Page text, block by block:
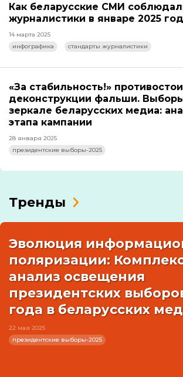
Как беларусские СМИ
журналистики в январе 2025
14 марта 2025
инфографика
стандарты журналистики
«За стабильность!»
деконструкции фальши.
зеркале беларусских медиа:
этапа кампании
28 января 2025
президентские выборы-2025
Тренды
Эволюция
поляризации:
анализ освещения
президентских
года в беларусских
22 мая 2025
президентские выборы-2025